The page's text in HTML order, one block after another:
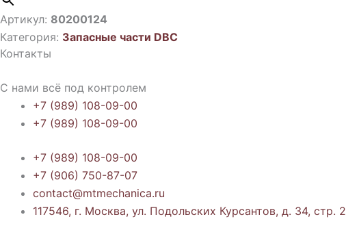
Артикул: 80200124
Категория: Запасные части DBC
Контакты
С нами всё под контролем
+7 (989) 108-09-00
+7 (989) 108-09-00
+7 (989) 108-09-00
+7 (906) 750-87-07
contact@mtmechanica.ru
117546, г. Москва, ул. Подольских Курсантов, д. 34, стр. 2